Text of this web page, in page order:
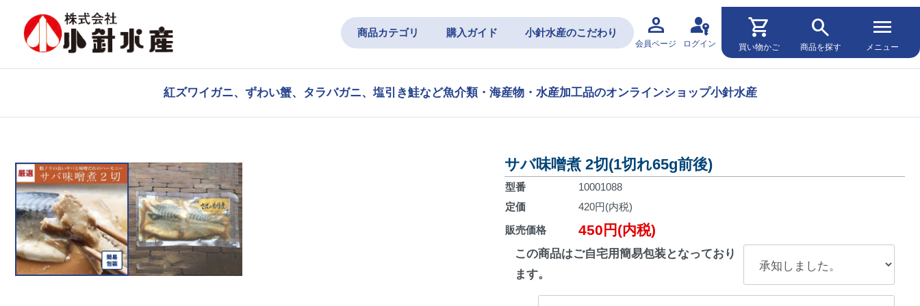
商品カテゴリ 購入ガイド 小針水産のこだわり person
会員ページ
passkey
ログイン
shopping_cart
買い物かご
search
商品を探す
menu
メニュー
紅ズワイガニ、ずわい蟹、タラバガニ、塩引き鮭など魚介類・海産物・水産加工品のオンラインショップ小針水産
サバ味噌煮 2切(1切れ65g前後)
型番
10001088
定価
420円(内税)
販売価格
450円(内税)
この商品はご自宅用簡易包装となっており
ます。